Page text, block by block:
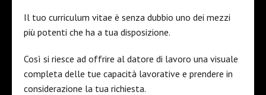
Il tuo curriculum vitae è senza dubbio uno dei mezzi
più potenti che ha a tua disposizione.
Così si riesce ad offrire al datore di lavoro una visuale
completa delle tue capacità lavorative e prendere in
considerazione la tua richiesta.